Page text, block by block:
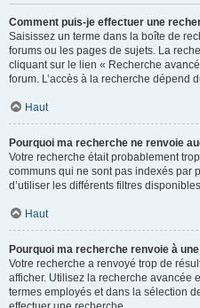
Comment puis-je effectuer une
Saisissez un terme dans la boîte de
forums ou les pages de sujets. La
cliquant sur le lien « Recherche
forum. L’accès à la recherche dépend
Haut
Pourquoi ma recherche ne renvoie
Votre recherche était probablement
communs qui ne sont pas indexés par
d’utiliser les différents filtres
Haut
Pourquoi ma recherche renvoie à
Votre recherche a renvoyé trop de
afficher. Utilisez la recherche avancée
termes employés et dans la sélection